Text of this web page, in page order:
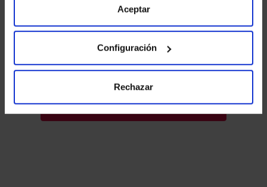
para más información.
Aceptar
Configuración
Rechazar
He leídola política de privacidady consiento el